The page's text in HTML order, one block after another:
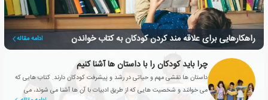
راهکارهایی برای علاقه مند کردن کودکان به کتاب خواندن ادامه مقاله
چرا باید کودکان را با داستان ها آشنا کنیم
داستان ها نقشی مهم و حیاتی در رشد و پیشرفت کودکان دارند. کتاب هایی که
می خوانند و شخصیت هایی که از طریق ادبیات با آن ها آشنا می شوند، می